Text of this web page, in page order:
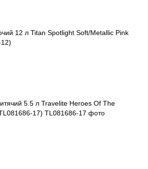
12 л Titan Spotlight Soft/Metallic Pink